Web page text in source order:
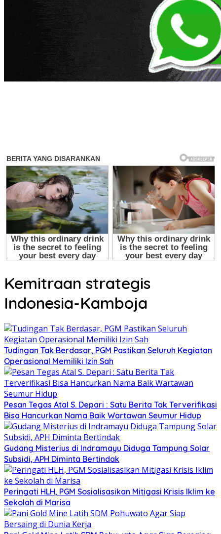
Kemitraan strategis
Indonesia-Kamboja
Tudingan Tak Berdasar, PGM Pastikan Seluruh Kegiatan
Operasional Memiliki Izin Sah
Pesan Tegas Atal S. Depari : Satu Berita Tak Terverifikasi
Bisa Hancurkan Nama Baik Wartawan Seumur Hidup
Gudang Misterius di Indramayu Diduga Tampung Solar
Subsidi, APH Diminta Bertindak
Peringati HLH, PGM Sosialisasikan Mitigasi Krisis Iklim ke
Sekolah di Marisa